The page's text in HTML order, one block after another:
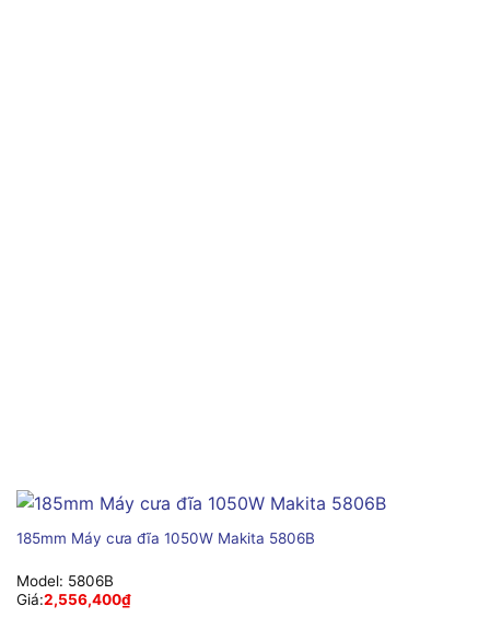
185mm Máy cưa đĩa 1050W Makita 5806B
Model: 5806B
Giá:2,556,400₫